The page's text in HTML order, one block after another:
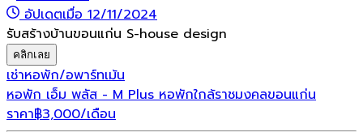
อัปเดตเมื่อ 12/11/2024
รับสร้างบ้านขอนแก่น S-house design
คลิกเลย
เช่าหอพัก/อพาร์ทเม้น
หอพัก เอ็ม พลัส - M Plus หอพักใกล้ราชมงคลขอนแก่น
ราคา฿3,000/เดือน